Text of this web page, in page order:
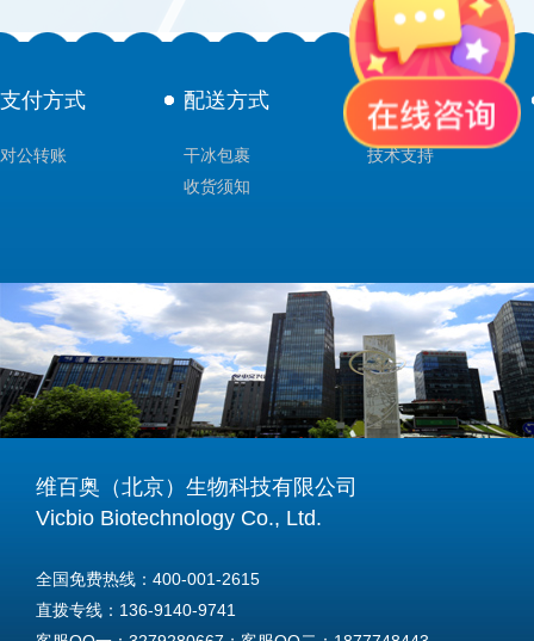
Abbexa AbD Serotec
支付方式
对公转账
配送方式
干冰包裹
收货须知
售后服务
技术支持
维百奥（北京）生物科技有限公司
Vicbio Biotechnology Co., Ltd.
全国免费热线：400-001-2615
直拨专线：136-9140-9741